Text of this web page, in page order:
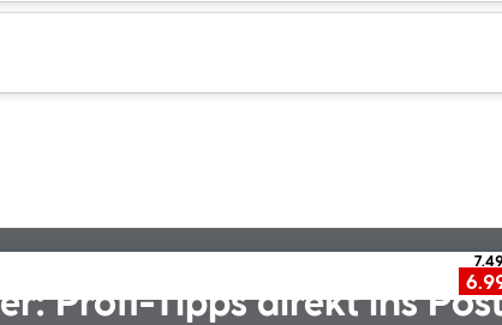
Profi-Tipps direkt ins